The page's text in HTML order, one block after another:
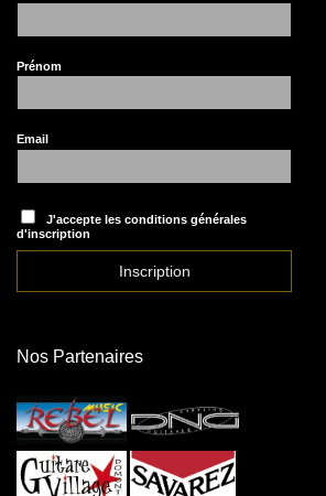
Prénom
Email
J'accepte les conditions générales
d'inscription
Nos Partenaires